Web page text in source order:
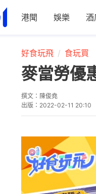
港聞 娛樂 酒
好食玩飛 食玩買
麥當勞優
撰文： 陳俊堯
出版： 2022-02-11 20:10